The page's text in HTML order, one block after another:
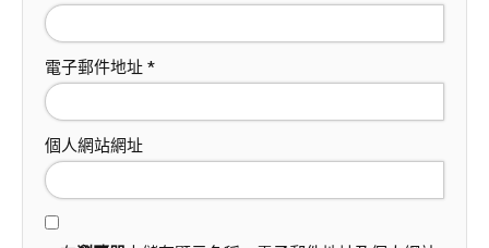
電子郵件地址 *
個人網站網址